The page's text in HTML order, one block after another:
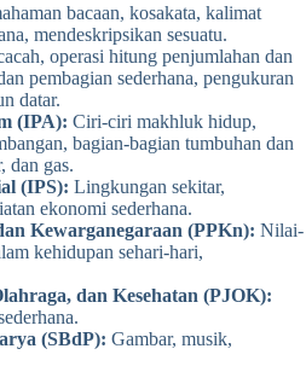
bacaan, kosakata, kalimat
mendeskripsikan sesuatu.
operasi hitung penjumlahan dan
pembagian sederhana, pengukuran
datar.
(IPA): Ciri-ciri makhluk hidup,
bagian-bagian tumbuhan dan
dan gas.
(IPS): Lingkungan sekitar,
ekonomi sederhana.
Kewarganegaraan (PPKn): Nilai-
kehidupan sehari-hari,
dan Kesehatan (PJOK):
(SBdP): Gambar, musik,